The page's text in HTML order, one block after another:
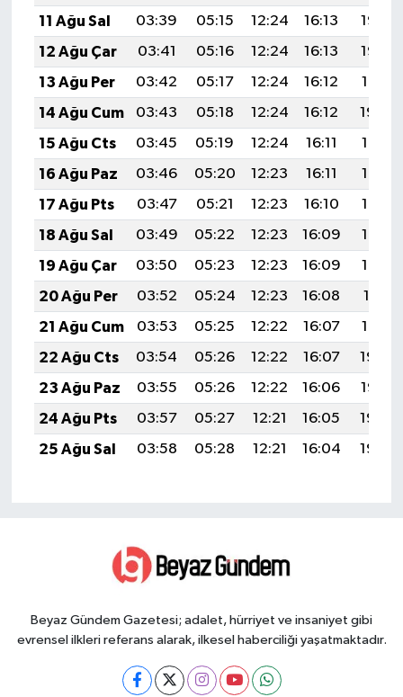
11 Ağu Sal
03:39 05:15 12:24 16:13
19:23
12 Ağu Çar
03:41 05:16 12:24 16:13
19:22
13 Ağu Per
03:42 05:17 12:24 16:12
19:21
14 Ağu Cum
03:43 05:18 12:24 16:12
19:20
15 Ağu Cts
03:45 05:19 12:24 16:11
19:18
16 Ağu Paz
03:46 05:20 12:23 16:11
19:17
17 Ağu Pts
03:47 05:21 12:23 16:10
19:16
18 Ağu Sal
03:49 05:22 12:23 16:09
19:14
19 Ağu Çar
03:50 05:23 12:23 16:09
19:13
20 Ağu Per
03:52 05:24 12:23 16:08
19:11
21 Ağu Cum
03:53 05:25 12:22 16:07
19:10
22 Ağu Cts
03:54 05:26 12:22 16:07
19:09
23 Ağu Paz
03:55 05:26 12:22 16:06
19:07
24 Ağu Pts
03:57 05:27 12:21 16:05
19:06
25 Ağu Sal
03:58 05:28 12:21 16:04 19:04
Beyaz Gündem Gazetesi; adalet, hürriyet ve insaniyet gibi
evrensel ilkleri referans alarak, ilkesel haberciliği yaşatmaktadır.